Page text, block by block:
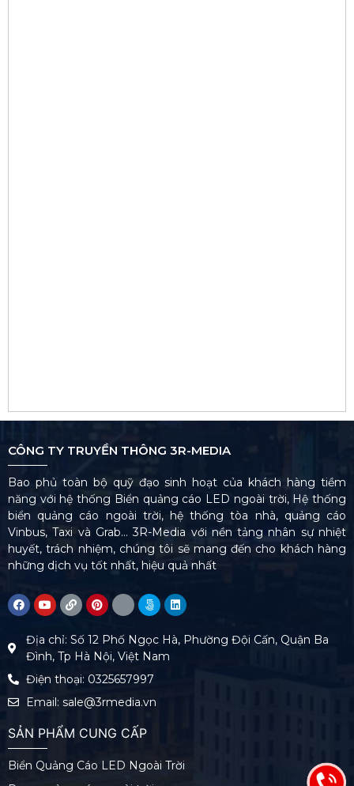
CÔNG TY TRUYỀN THÔNG 3R-MEDIA
Bao phủ toàn bộ quỹ đạo sinh hoạt của khách hàng tiềm
năng với hệ thống Biển quảng cáo LED ngoài trời, Hệ thống
biển quảng cáo ngoài trời, hệ thống tòa nhà, quảng cáo
Vinbus, Taxi và Grab… 3R-Media với nền tảng nhân sự nhiệt
huyết, trách nhiệm, chúng tôi sẽ mang đến cho khách hàng
những dịch vụ tốt nhất, hiệu quả nhất
Địa chỉ: Số 12 Phố Ngọc Hà, Phường Đội Cấn, Quận Ba
Đình, Tp Hà Nội, Việt Nam
Điện thoại: 0325657997
Email: sale@3rmedia.vn
SẢN PHẨM CUNG CẤP
Biển Quảng Cáo LED Ngoài Trời